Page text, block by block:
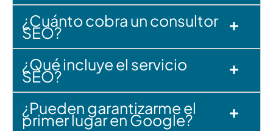
¿Cuánto cobra un consultor
SEO?
¿Qué incluye el servicio
SEO?
¿Pueden garantizarme el
primer lugar en Google?